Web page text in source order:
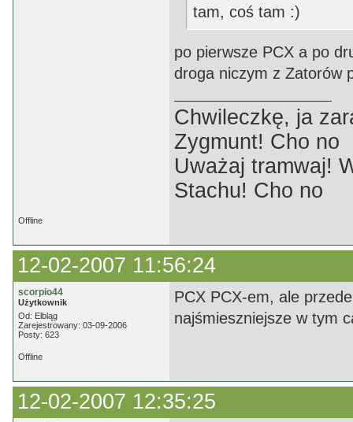
tam, coś tam :)
po pierwsze PCX a po
droga niczym z Zatorów
Chwileczkę, ja
Zygmunt! Cho no
Uważaj tramwaj!
Stachu! Cho no
Offline
12-02-2007 11:56:24
scorpio44
Użytkownik
Od: Elbląg
Zarejestrowany: 03-09-2006
Posty: 623
PCX PCX-em, ale
najśmieszniejsze w tym
Offline
12-02-2007 12:35:25